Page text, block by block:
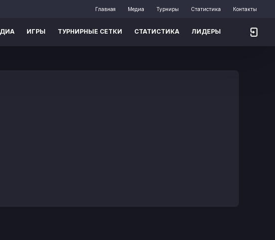
Главная Медиа Турниры Статистика Контакты
ИГРЫ ТУРНИРНЫЕ СЕТКИ СТАТИСТИКА ЛИДЕРЫ